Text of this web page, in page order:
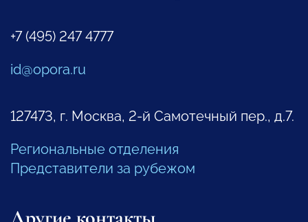
+7 (495) 247 4777
id@opora.ru
127473, г. Москва, 2-й Самотечный пер., д.7.
Региональные отделения
Представители за рубежом